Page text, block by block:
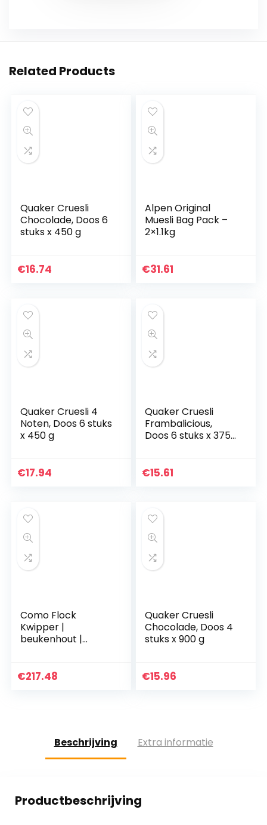
Related Products
Quaker Cruesli
Chocolade, Doos 6
stuks x 450 g
€16.74
Alpen Original
Muesli Bag Pack –
2×1.1kg
€31.61
Quaker Cruesli 4
Noten, Doos 6 stuks
x 450 g
€17.94
Quaker Cruesli
Frambalicious,
Doos 6 stuks x 375
€15.61
Como Flock
Kwipper |
beukenhout |
verse vlokken |
€217.48
Quaker Cruesli
Chocolade, Doos 4
stuks x 900 g
€15.96
Beschrijving Extra informatie
Productbeschrijving